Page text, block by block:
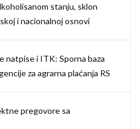
stanju, sklon
i nacionalnoj osnovi
natpise i ITK: Sporna baza
za agrarna plaćanja RS
pregovore sa